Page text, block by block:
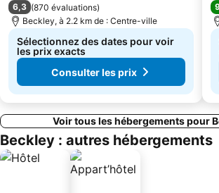
6,3 (870 évaluations)
Beckley, à 2.2 km de : Centre-ville
Sélectionnez des dates pour voir
les prix exacts
Consulter les prix
Voir tous les hébergements pour
Beckley : autres hébergements